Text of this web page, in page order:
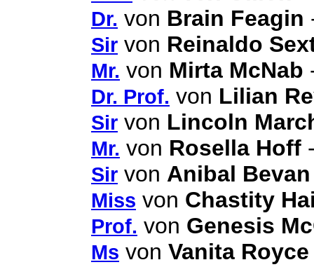
Dr. von Brain Feagin
Sir von Reinaldo
Mr. von Mirta McNab
Dr. Prof. von Lilian
Sir von Lincoln
Mr. von Rosella Hoff
Sir von Anibal Bevan
Miss von Chastity
Prof. von Genesis
Ms von Vanita Royce